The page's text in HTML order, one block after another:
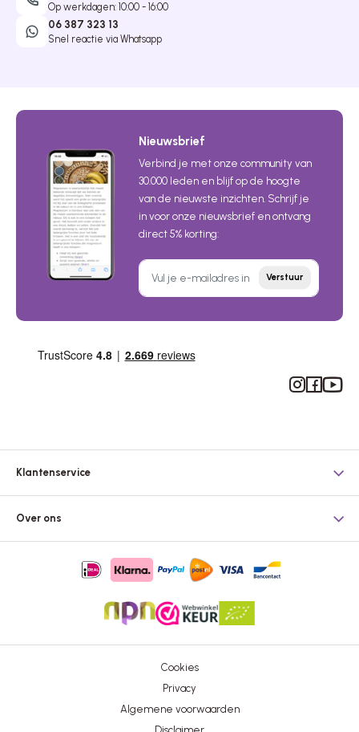
Op werkdagen: 10:00 - 16:00
06 387 323 13
Snel reactie via Whatsapp
Nieuwsbrief
Verbind je met onze community van
30.000 leden en blijf op de hoogte
van de nieuwste inzichten. Schrijf je
in voor onze nieuwsbrief en ontvang
direct 5% korting:
Verstuur
Instagram
Facebook
Klantenservice
Over ons
Cookies
Privacy
Algemene voorwaarden